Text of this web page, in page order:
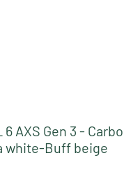
AXS Gen 3 -
white-Buff beige